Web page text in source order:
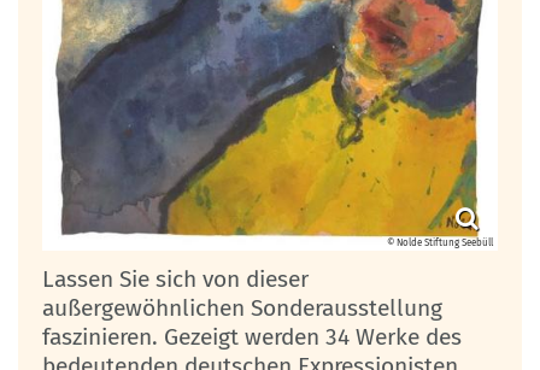
© Nolde Stiftung Seebüll
Lassen Sie sich von dieser
außergewöhnlichen Sonderausstellung
faszinieren. Gezeigt werden 34 Werke des